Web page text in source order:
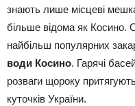
знають лише місцеві
більше відома як Косино.
найбільш популярних
води Косино. Гарячі
розваги щороку
куточків України.